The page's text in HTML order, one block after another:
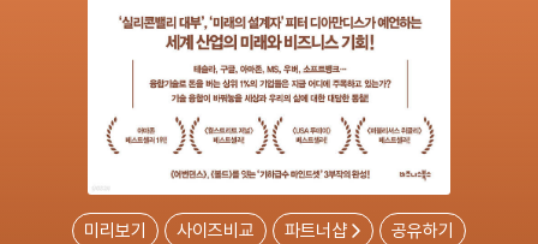
미리보기 사이즈비교 파트너샵 공유하기